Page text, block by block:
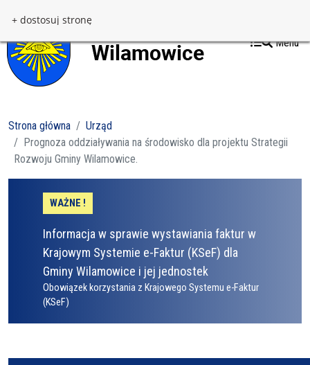
+ dostosuj stronę
Menu
Strona główna
Urząd
Prognoza oddziaływania na środowisko dla projektu Strategii
Rozwoju Gminy Wilamowice.
WAŻNE !
Informacja w sprawie wystawiania faktur w
Krajowym Systemie e-Faktur (KSeF) dla
Gminy Wilamowice i jej jednostek
Obowiązek korzystania z Krajowego Systemu e-Faktur
(KSeF)